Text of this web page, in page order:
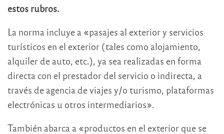
estos rubros.
La norma incluye a «pasajes al exterior y servicios
turísticos en el exterior (tales como alojamiento,
alquiler de auto, etc.), ya sea realizadas en forma
directa con el prestador del servicio o indirecta, a
través de agencia de viajes y/o turismo, plataformas
electrónicas u otros intermediarios».
También abarca a «productos en el exterior que se